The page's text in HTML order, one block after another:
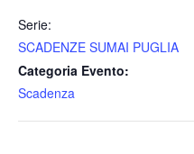
Serie:
SCADENZE SUMAI PUGLIA
Categoria Evento:
Scadenza